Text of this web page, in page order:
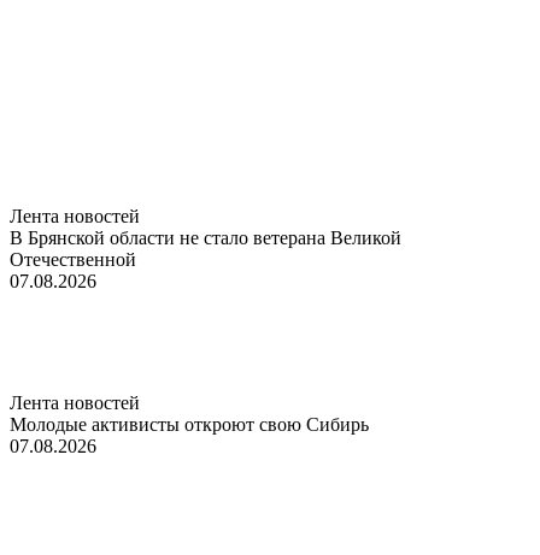
Лента новостей
В Брянской области не стало ветерана Великой
Отечественной
07.08.2026
Лента новостей
Молодые активисты откроют свою Сибирь
07.08.2026